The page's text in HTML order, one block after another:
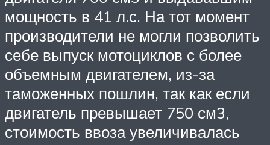
мощность в 41 л.с. На тот момент
производители не могли позволить
себе выпуск мотоциклов с более
объемным двигателем, из-за
таможенных пошлин, так как если
двигатель превышает 750 см3,
стоимость ввоза увеличивалась